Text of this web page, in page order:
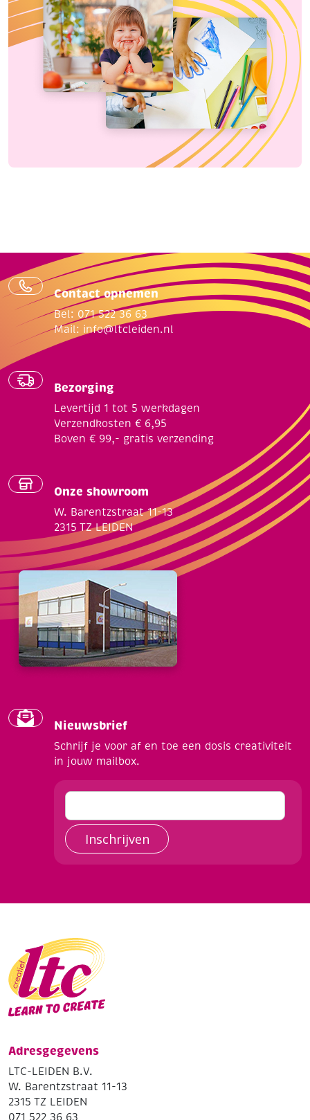
Contact opnemen
Bel: 071 522 36 63
Mail: info@ltcleiden.nl
Bezorging
Levertijd 1 tot 5 werkdagen
Verzendkosten € 6,95
Boven € 99,- gratis verzending
Onze showroom
W. Barentzstraat 11-13
2315 TZ LEIDEN
Nieuwsbrief
Schrijf je voor af en toe een dosis creativiteit
in jouw mailbox.
Inschrijven
Adresgegevens
LTC-LEIDEN B.V.
W. Barentzstraat 11-13
2315 TZ LEIDEN
071 522 36 63